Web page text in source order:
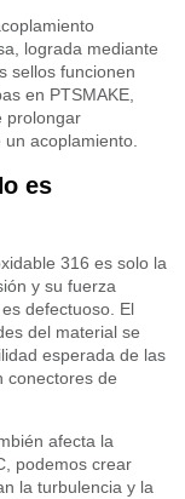
lograda mediante
sellos funcionen
en PTSMAKE,
prolongar
acoplamiento.
es
316 es solo la
y su fuerza
defectuoso. El
del material se
esperada de las
conectores de
afecta la
podemos crear
la turbulencia y la